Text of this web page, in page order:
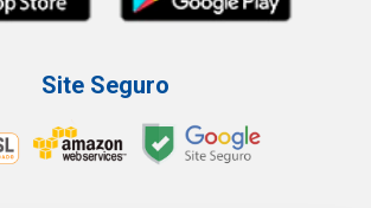
Site Seguro